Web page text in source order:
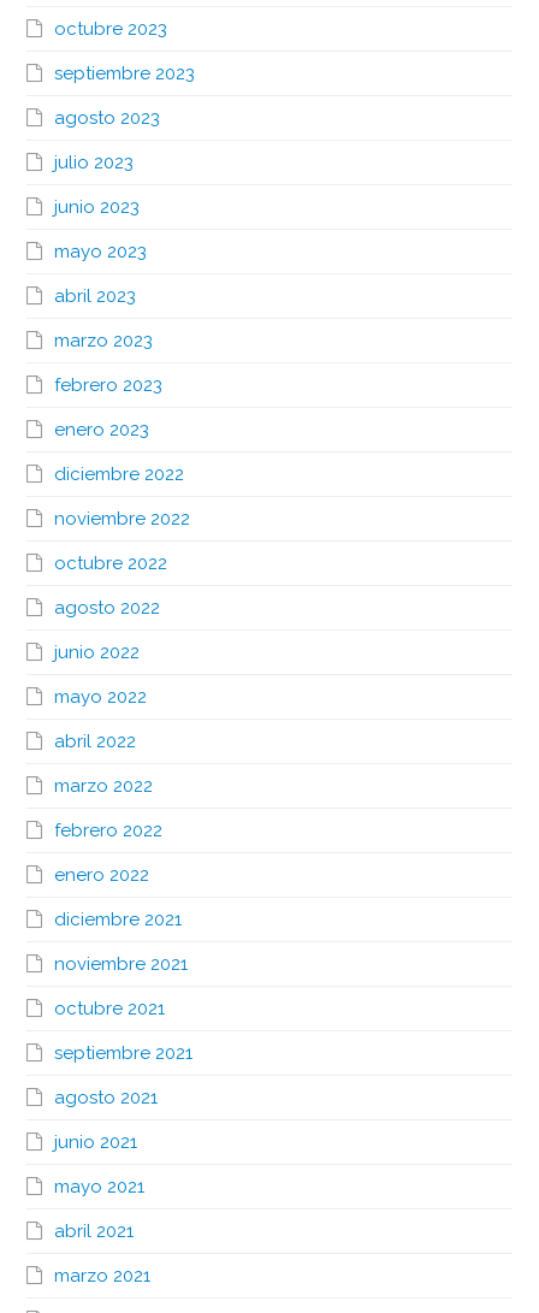
octubre 2023
septiembre 2023
agosto 2023
julio 2023
junio 2023
mayo 2023
abril 2023
marzo 2023
febrero 2023
enero 2023
diciembre 2022
noviembre 2022
octubre 2022
agosto 2022
junio 2022
mayo 2022
abril 2022
marzo 2022
febrero 2022
enero 2022
diciembre 2021
noviembre 2021
octubre 2021
septiembre 2021
agosto 2021
junio 2021
mayo 2021
abril 2021
marzo 2021